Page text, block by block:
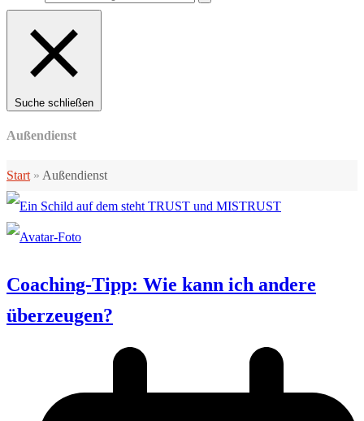
Suche schließen
Außendienst
Start » Außendienst
Coaching-Tipp: Wie kann ich andere
überzeugen?